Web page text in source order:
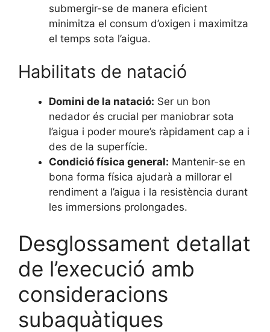
submergir-se de manera eficient
minimitza el consum d’oxigen i maximitza
el temps sota l’aigua.
Habilitats de natació
Domini de la natació: Ser un bon
nedador és crucial per maniobrar sota
l’aigua i poder moure’s ràpidament cap a i
des de la superfície.
Condició física general: Mantenir-se en
bona forma física ajudarà a millorar el
rendiment a l’aigua i la resistència durant
les immersions prolongades.
Desglossament detallat
de l’execució amb
consideracions
subaquàtiques